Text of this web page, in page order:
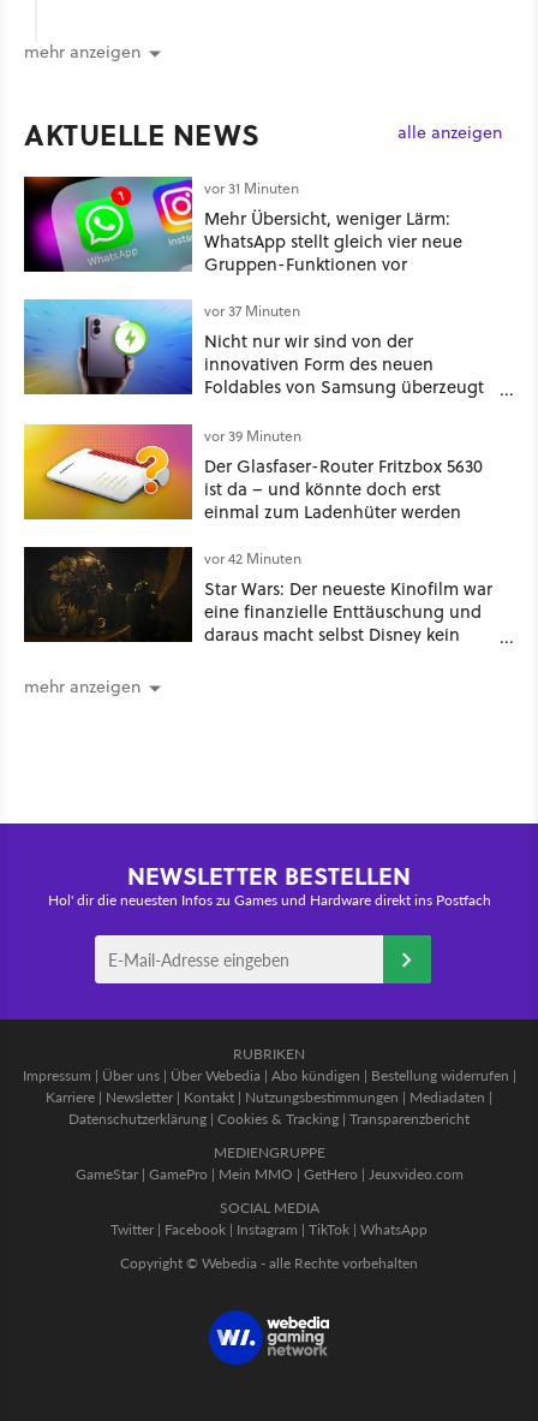
mehr anzeigen
AKTUELLE NEWS alle anzeigen
vor 31 Minuten
Mehr Übersicht, weniger Lärm:
WhatsApp stellt gleich vier neue
Gruppen-Funktionen vor
vor 37 Minuten
Nicht nur wir sind von der
innovativen Form des neuen
Foldables von Samsung überzeugt
neue Vorbesteller-Rekorde auf
vor 39 Minuten
Der Glasfaser-Router Fritzbox 5630
ist da – und könnte doch erst
einmal zum Ladenhüter werden
vor 42 Minuten
Star Wars: Der neueste Kinofilm war
eine finanzielle Enttäuschung und
daraus macht selbst Disney kein
mehr anzeigen
NEWSLETTER BESTELLEN
Hol' dir die neuesten Infos zu Games und Hardware direkt ins Postfach
RUBRIKEN
Impressum | Über uns| Über Webedia | Abo kündigen | Bestellung widerrufen |
Karriere | Newsletter | Kontakt | Nutzungsbestimmungen | Mediadaten |
Datenschutzerklärung | Cookies & Tracking | Transparenzbericht
MEDIENGRUPPE
GameStar| GamePro | Mein MMO | GetHero | Jeuxvideo.com
SOCIAL MEDIA
Twitter | Facebook | Instagram | TikTok | WhatsApp
Copyright © Webedia - alle Rechte vorbehalten